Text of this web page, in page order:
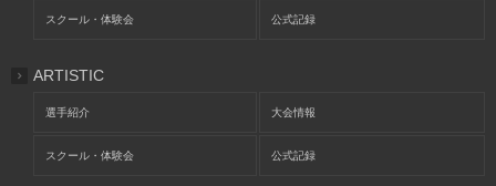
スクール・体験会 公式記録
ARTISTIC
選手紹介 大会情報
スクール・体験会 公式記録